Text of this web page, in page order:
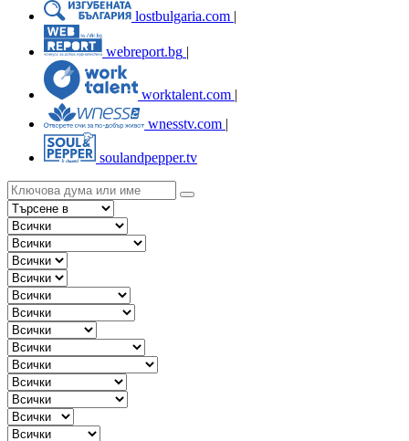
lostbulgaria.com |
webreport.bg
worktalent.com |
wnesstv.com |
soulandpepper.tv